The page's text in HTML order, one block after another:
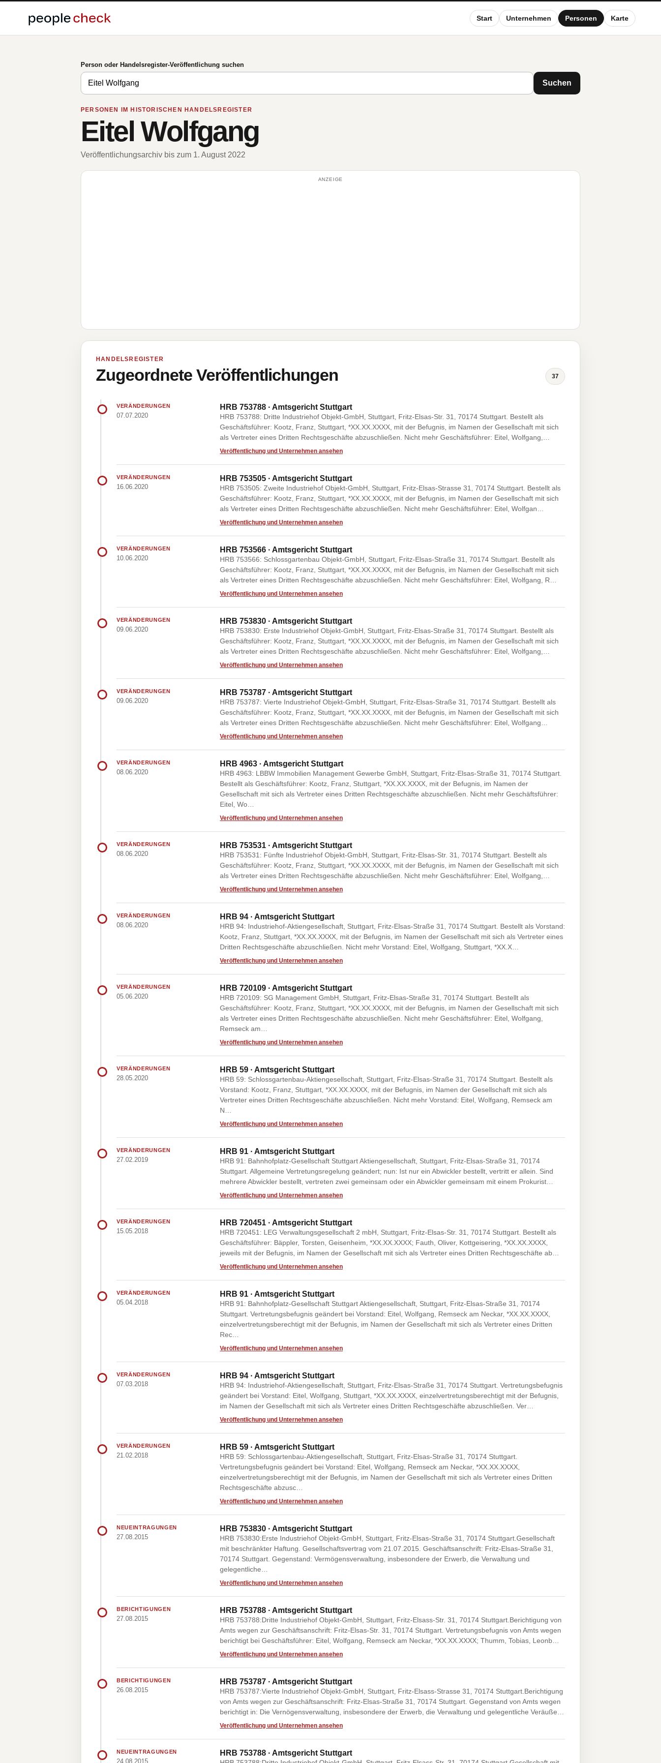
Start Unternehmen Personen Karte
Person oder Handelsregister-Veröffentlichung suchen
Suchen
PERSONEN IM HISTORISCHEN HANDELSREGISTER
Eitel Wolfgang
Veröffentlichungsarchiv bis zum 1. August 2022
ANZEIGE
HANDELSREGISTER
Zugeordnete Veröffentlichungen 37
VERÄNDERUNGEN
07.07.2020
HRB 753788 · Amtsgericht Stuttgart
HRB 753788: Dritte Industriehof Objekt-GmbH, Stuttgart, Fritz-Elsas-Str. 31, 70174 Stuttgart. Bestellt als
Geschäftsführer: Kootz, Franz, Stuttgart, *XX.XX.XXXX, mit der Befugnis, im Namen der Gesellschaft mit sich
als Vertreter eines Dritten Rechtsgeschäfte abzuschließen. Nicht mehr Geschäftsführer: Eitel, Wolfgang,…
Veröffentlichung und Unternehmen ansehen
VERÄNDERUNGEN
16.06.2020
HRB 753505 · Amtsgericht Stuttgart
HRB 753505: Zweite Industriehof Objekt-GmbH, Stuttgart, Fritz-Elsas-Strasse 31, 70174 Stuttgart. Bestellt als
Geschäftsführer: Kootz, Franz, Stuttgart, *XX.XX.XXXX, mit der Befugnis, im Namen der Gesellschaft mit sich
als Vertreter eines Dritten Rechtsgeschäfte abzuschließen. Nicht mehr Geschäftsführer: Eitel, Wolfgan…
Veröffentlichung und Unternehmen ansehen
VERÄNDERUNGEN
10.06.2020
HRB 753566 · Amtsgericht Stuttgart
HRB 753566: Schlossgartenbau Objekt-GmbH, Stuttgart, Fritz-Elsas-Straße 31, 70174 Stuttgart. Bestellt als
Geschäftsführer: Kootz, Franz, Stuttgart, *XX.XX.XXXX, mit der Befugnis, im Namen der Gesellschaft mit sich
als Vertreter eines Dritten Rechtsgeschäfte abzuschließen. Nicht mehr Geschäftsführer: Eitel, Wolfgang, R…
Veröffentlichung und Unternehmen ansehen
VERÄNDERUNGEN
09.06.2020
HRB 753830 · Amtsgericht Stuttgart
HRB 753830: Erste Industriehof Objekt-GmbH, Stuttgart, Fritz-Elsas-Straße 31, 70174 Stuttgart. Bestellt als
Geschäftsführer: Kootz, Franz, Stuttgart, *XX.XX.XXXX, mit der Befugnis, im Namen der Gesellschaft mit sich
als Vertreter eines Dritten Rechtsgeschäfte abzuschließen. Nicht mehr Geschäftsführer: Eitel, Wolfgang,…
Veröffentlichung und Unternehmen ansehen
VERÄNDERUNGEN
09.06.2020
HRB 753787 · Amtsgericht Stuttgart
HRB 753787: Vierte Industriehof Objekt-GmbH, Stuttgart, Fritz-Elsas-Straße 31, 70174 Stuttgart. Bestellt als
Geschäftsführer: Kootz, Franz, Stuttgart, *XX.XX.XXXX, mit der Befugnis, im Namen der Gesellschaft mit sich
als Vertreter eines Dritten Rechtsgeschäfte abzuschließen. Nicht mehr Geschäftsführer: Eitel, Wolfgang…
Veröffentlichung und Unternehmen ansehen
VERÄNDERUNGEN
08.06.2020
HRB 4963 · Amtsgericht Stuttgart
HRB 4963: LBBW Immobilien Management Gewerbe GmbH, Stuttgart, Fritz-Elsas-Straße 31, 70174 Stuttgart.
Bestellt als Geschäftsführer: Kootz, Franz, Stuttgart, *XX.XX.XXXX, mit der Befugnis, im Namen der
Gesellschaft mit sich als Vertreter eines Dritten Rechtsgeschäfte abzuschließen. Nicht mehr Geschäftsführer:
Eitel, Wo…
Veröffentlichung und Unternehmen ansehen
VERÄNDERUNGEN
08.06.2020
HRB 753531 · Amtsgericht Stuttgart
HRB 753531: Fünfte Industriehof Objekt-GmbH, Stuttgart, Fritz-Elsas-Str. 31, 70174 Stuttgart. Bestellt als
Geschäftsführer: Kootz, Franz, Stuttgart, *XX.XX.XXXX, mit der Befugnis, im Namen der Gesellschaft mit sich
als Vertreter eines Dritten Rechtsgeschäfte abzuschließen. Nicht mehr Geschäftsführer: Eitel, Wolfgang,…
Veröffentlichung und Unternehmen ansehen
VERÄNDERUNGEN
08.06.2020
HRB 94 · Amtsgericht Stuttgart
HRB 94: Industriehof-Aktiengesellschaft, Stuttgart, Fritz-Elsas-Straße 31, 70174 Stuttgart. Bestellt als Vorstand:
Kootz, Franz, Stuttgart, *XX.XX.XXXX, mit der Befugnis, im Namen der Gesellschaft mit sich als Vertreter eines
Dritten Rechtsgeschäfte abzuschließen. Nicht mehr Vorstand: Eitel, Wolfgang, Stuttgart, *XX.X…
Veröffentlichung und Unternehmen ansehen
VERÄNDERUNGEN
05.06.2020
HRB 720109 · Amtsgericht Stuttgart
HRB 720109: SG Management GmbH, Stuttgart, Fritz-Elsas-Straße 31, 70174 Stuttgart. Bestellt als
Geschäftsführer: Kootz, Franz, Stuttgart, *XX.XX.XXXX, mit der Befugnis, im Namen der Gesellschaft mit sich
als Vertreter eines Dritten Rechtsgeschäfte abzuschließen. Nicht mehr Geschäftsführer: Eitel, Wolfgang,
Remseck am…
Veröffentlichung und Unternehmen ansehen
VERÄNDERUNGEN
28.05.2020
HRB 59 · Amtsgericht Stuttgart
HRB 59: Schlossgartenbau-Aktiengesellschaft, Stuttgart, Fritz-Elsas-Straße 31, 70174 Stuttgart. Bestellt als
Vorstand: Kootz, Franz, Stuttgart, *XX.XX.XXXX, mit der Befugnis, im Namen der Gesellschaft mit sich als
Vertreter eines Dritten Rechtsgeschäfte abzuschließen. Nicht mehr Vorstand: Eitel, Wolfgang, Remseck am
N…
Veröffentlichung und Unternehmen ansehen
VERÄNDERUNGEN
27.02.2019
HRB 91 · Amtsgericht Stuttgart
HRB 91: Bahnhofplatz-Gesellschaft Stuttgart Aktiengesellschaft, Stuttgart, Fritz-Elsas-Straße 31, 70174
Stuttgart. Allgemeine Vertretungsregelung geändert; nun: Ist nur ein Abwickler bestellt, vertritt er allein. Sind
mehrere Abwickler bestellt, vertreten zwei gemeinsam oder ein Abwickler gemeinsam mit einem Prokurist…
Veröffentlichung und Unternehmen ansehen
VERÄNDERUNGEN
15.05.2018
HRB 720451 · Amtsgericht Stuttgart
HRB 720451: LEG Verwaltungsgesellschaft 2 mbH, Stuttgart, Fritz-Elsas-Str. 31, 70174 Stuttgart. Bestellt als
Geschäftsführer: Bäppler, Torsten, Geisenheim, *XX.XX.XXXX; Fauth, Oliver, Kottgeisering, *XX.XX.XXXX,
jeweils mit der Befugnis, im Namen der Gesellschaft mit sich als Vertreter eines Dritten Rechtsgeschäfte ab…
Veröffentlichung und Unternehmen ansehen
VERÄNDERUNGEN
05.04.2018
HRB 91 · Amtsgericht Stuttgart
HRB 91: Bahnhofplatz-Gesellschaft Stuttgart Aktiengesellschaft, Stuttgart, Fritz-Elsas-Straße 31, 70174
Stuttgart. Vertretungsbefugnis geändert bei Vorstand: Eitel, Wolfgang, Remseck am Neckar, *XX.XX.XXXX,
einzelvertretungsberechtigt mit der Befugnis, im Namen der Gesellschaft mit sich als Vertreter eines Dritten
Rec…
Veröffentlichung und Unternehmen ansehen
VERÄNDERUNGEN
07.03.2018
HRB 94 · Amtsgericht Stuttgart
HRB 94: Industriehof-Aktiengesellschaft, Stuttgart, Fritz-Elsas-Straße 31, 70174 Stuttgart. Vertretungsbefugnis
geändert bei Vorstand: Eitel, Wolfgang, Stuttgart, *XX.XX.XXXX, einzelvertretungsberechtigt mit der Befugnis,
im Namen der Gesellschaft mit sich als Vertreter eines Dritten Rechtsgeschäfte abzuschließen. Ver…
Veröffentlichung und Unternehmen ansehen
VERÄNDERUNGEN
21.02.2018
HRB 59 · Amtsgericht Stuttgart
HRB 59: Schlossgartenbau-Aktiengesellschaft, Stuttgart, Fritz-Elsas-Straße 31, 70174 Stuttgart.
Vertretungsbefugnis geändert bei Vorstand: Eitel, Wolfgang, Remseck am Neckar, *XX.XX.XXXX,
einzelvertretungsberechtigt mit der Befugnis, im Namen der Gesellschaft mit sich als Vertreter eines Dritten
Rechtsgeschäfte abzusc…
Veröffentlichung und Unternehmen ansehen
NEUEINTRAGUNGEN
27.08.2015
HRB 753830 · Amtsgericht Stuttgart
HRB 753830:Erste Industriehof Objekt-GmbH, Stuttgart, Fritz-Elsas-Straße 31, 70174 Stuttgart.Gesellschaft
mit beschränkter Haftung. Gesellschaftsvertrag vom 21.07.2015. Geschäftsanschrift: Fritz-Elsas-Straße 31,
70174 Stuttgart. Gegenstand: Vermögensverwaltung, insbesondere der Erwerb, die Verwaltung und
gelegentliche…
Veröffentlichung und Unternehmen ansehen
BERICHTIGUNGEN
27.08.2015
HRB 753788 · Amtsgericht Stuttgart
HRB 753788:Dritte Industriehof Objekt-GmbH, Stuttgart, Fritz-Elsass-Str. 31, 70174 Stuttgart.Berichtigung von
Amts wegen zur Geschäftsanschrift: Fritz-Elsas-Str. 31, 70174 Stuttgart. Vertretungsbefugnis von Amts wegen
berichtigt bei Geschäftsführer: Eitel, Wolfgang, Remseck am Neckar, *XX.XX.XXXX; Thumm, Tobias, Leonb…
Veröffentlichung und Unternehmen ansehen
BERICHTIGUNGEN
26.08.2015
HRB 753787 · Amtsgericht Stuttgart
HRB 753787:Vierte Industriehof Objekt-GmbH, Stuttgart, Fritz-Elsass-Strasse 31, 70174 Stuttgart.Berichtigung
von Amts wegen zur Geschäftsanschrift: Fritz-Elsas-Straße 31, 70174 Stuttgart. Gegenstand von Amts wegen
berichtigt in: Die Vernögensverwaltung, insbesondere der Erwerb, die Verwaltung und gelegentliche Veräuße…
Veröffentlichung und Unternehmen ansehen
NEUEINTRAGUNGEN
24.08.2015
HRB 753788 · Amtsgericht Stuttgart